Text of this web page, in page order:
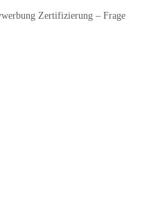
Zertifizierung – Frage